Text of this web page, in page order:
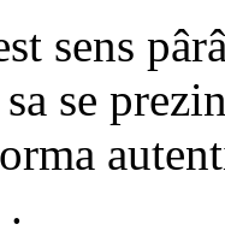
sens
se